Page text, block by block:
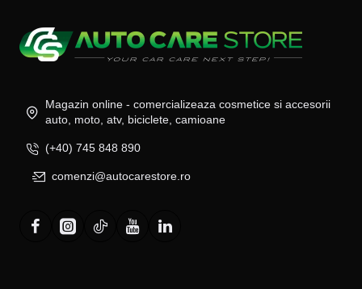
Magazin online - comercializeaza cosmetice si accesorii
auto, moto, atv, biciclete, camioane
(+40) 745 848 890
comenzi@autocarestore.ro